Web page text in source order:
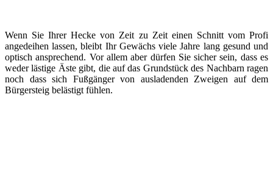
Wenn Sie Ihrer Hecke von Zeit zu Zeit einen Schnitt vom Profi
angedeihen lassen, bleibt Ihr Gewächs viele Jahre lang gesund und
optisch ansprechend. Vor allem aber dürfen Sie sicher sein, dass es
weder lästige Äste gibt, die auf das Grundstück des Nachbarn ragen
noch dass sich Fußgänger von ausladenden Zweigen auf dem
Bürgersteig belästigt fühlen.